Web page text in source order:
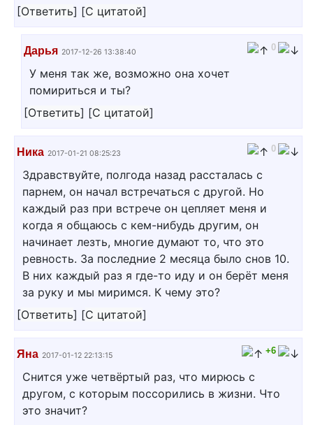
[Ответить] [С цитатой]
Дарья 2017-12-26 13:38:40 0
У меня так же, возможно она хочет
помириться и ты?
[Ответить] [С цитатой]
Ника 2017-01-21 08:25:23 0
Здравствуйте, полгода назад рассталась с
парнем, он начал встречаться с другой. Но
каждый раз при встрече он цепляет меня и
когда я общаюсь с кем-нибудь другим, он
начинает лезть, многие думают то, что это
ревность. За последние 2 месяца было снов 10.
В них каждый раз я где-то иду и он берёт меня
за руку и мы миримся. К чему это?
[Ответить] [С цитатой]
Яна 2017-01-12 22:13:15 +6
Снится уже четвёртый раз, что мирюсь с
другом, с которым поссорились в жизни. Что
это значит?